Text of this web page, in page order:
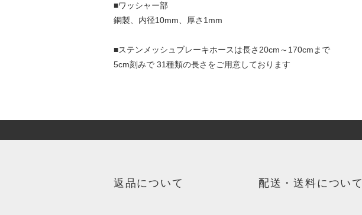
■ワッシャー部
銅製、内径10mm、厚さ1mm
■ステンメッシュブレーキホースは長さ20cm～170cmまで
5cm刻みで 31種類の長さをご用意しております
返品について 配送・送料について